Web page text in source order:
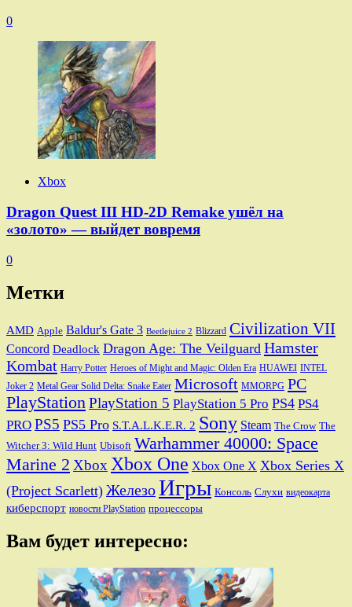
0
Xbox
Dragon Quest III HD-2D Remake ушёл на
«золото» — выйдет вовремя
0
Метки
AMD Apple Baldur's Gate 3 Beetlejuice 2 Blizzard Civilization VII
Concord Deadlock Dragon Age: The Veilguard Hamster
Kombat Harry Potter Heroes of Might and Magic: Olden Era HUAWEI INTEL
Joker 2 Metal Gear Solid Delta: Snake Eater Microsoft MMORPG PC
PlayStationPlayStation 5 PlayStation 5 Pro PS4 PS4
PRO PS5 PS5 Pro S.T.A.L.K.E.R. 2 Sony Steam The Crow The
Witcher 3: Wild Hunt Ubisoft Warhammer 40000: Space
Marine 2 XboxXbox One Xbox One X Xbox Series X
(Project Scarlett) ЖелезоИгры Консоль Слухи видеокарта
киберспорт новости PlayStation процессоры
Вам будет интересно: